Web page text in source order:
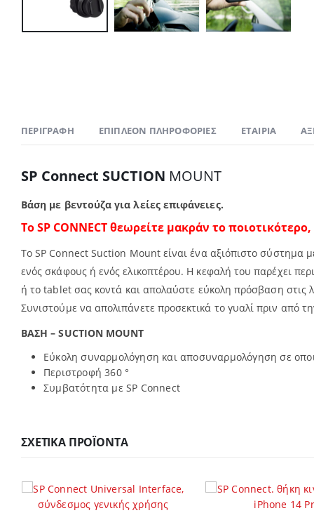
ΠΕΡΙΓΡΑΦΉ ΕΠΙΠΛΈΟΝ ΠΛΗΡΟΦΟΡΊΕΣ ΕΤΑΙΡΊΑ
SP Connect SUCTION MOUNT
Βάση με βεντούζα για λείες επιφάνειες.
Το SP CONNECTθεωρείτε μακράν το
Το SP Connect Suction Mount είναι ένα αξιόπιστο σύστημα
ενός σκάφους ή ενός ελικοπτέρου. Η κεφαλή του παρέχει
ή το tablet σας κοντά και απολαύστε εύκολη πρόσβαση στις
Συνιστούμε να απολιπάνετε προσεκτικά το γυαλί πριν από
ΒΑΣΗ – SUCTION MOUNT
Εύκολη συναρμολόγηση και αποσυναρμολόγηση σε
Περιστροφή 360 °
Συμβατότητα με SP Connect
ΣΧΕΤΙΚΆ ΠΡΟΪΌΝΤΑ